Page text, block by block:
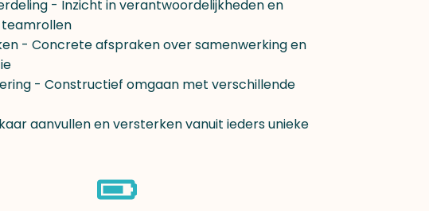
- Inzicht in verantwoordelijkheden en
- Concrete afspraken over samenwerking en
- Constructief omgaan met verschillende
aanvullen en versterken vanuit ieders unieke